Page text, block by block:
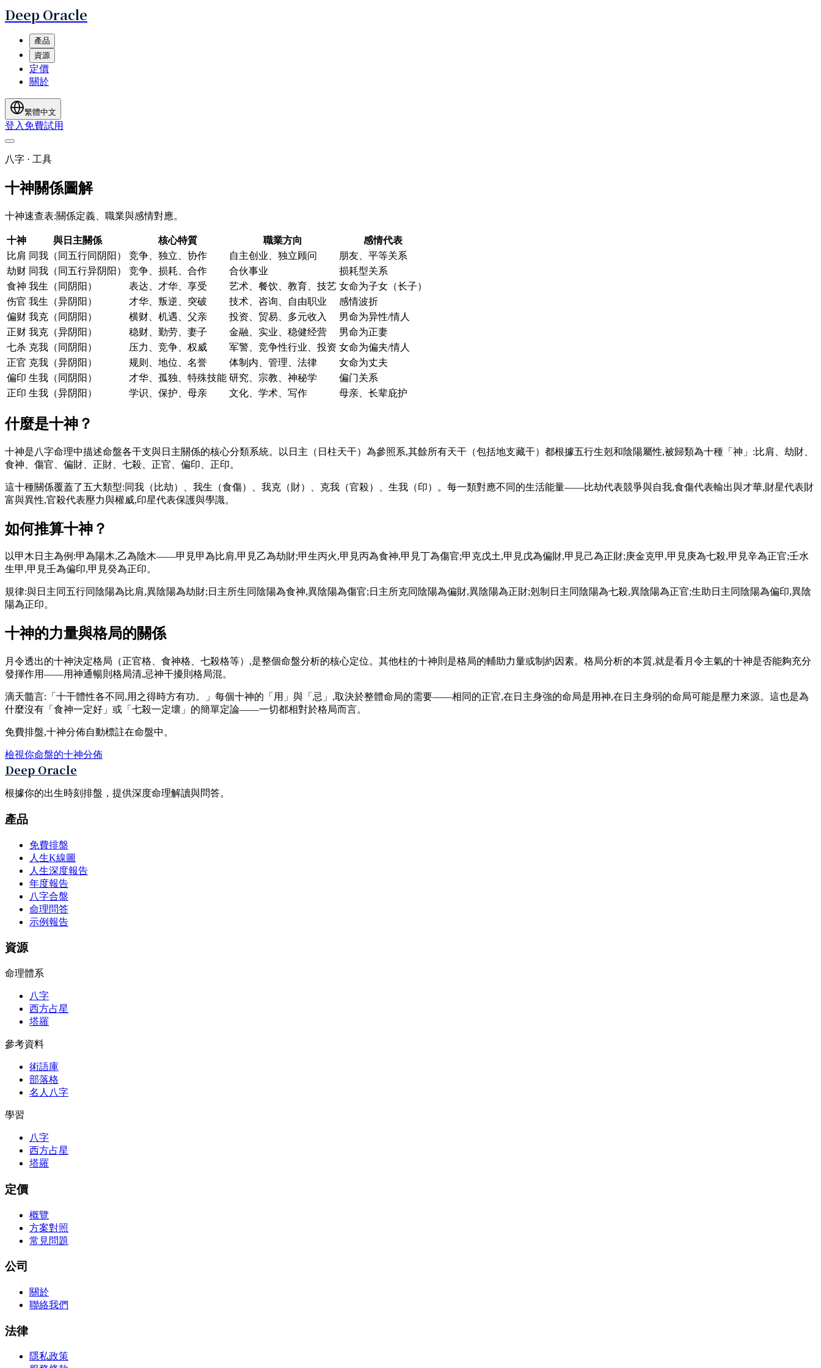
Deep Oracle
產品
資源
定價
關於
繁體中文
登入 免費試用
八字 · 工具
十神關係圖解
十神速查表:關係定義、職業與感情對應。
十神 與日主關係 核心特質 職業方向
感情代表
比肩 同我（同五行同阴阳） 竞争、独立、协作 自主创业、独立顾问
朋友、平等关系
劫财 同我（同五行异阴阳） 竞争、损耗、合作 合伙事业
损耗型关系
食神 我生（同阴阳） 表达、才华、享受 艺术、餐饮、教育、技艺 女命为子女（长子）
伤官 我生（异阴阳） 才华、叛逆、突破 技术、咨询、自由职业
感情波折
偏财 我克（同阴阳） 横财、机遇、父亲 投资、贸易、多元收入
男命为异性/情人
正财 我克（异阴阳） 稳财、勤劳、妻子 金融、实业、稳健经营
男命为正妻
七杀 克我（同阴阳） 压力、竞争、权威 军警、竞争性行业、投资 女命为偏夫/情人
正官 克我（异阴阳） 规则、地位、名誉 体制内、管理、法律
女命为丈夫
偏印 生我（同阴阳） 才华、孤独、特殊技能 研究、宗教、神秘学
偏门关系
正印 生我（异阴阳） 学识、保护、母亲 文化、学术、写作 母亲、长辈庇护
什麼是十神？
十神是八字命理中描述命盤各干支與日主關係的核心分類系統。以日主（日柱天干）為參照系,其餘所有天干（包括地支藏干）都根據五行生剋和陰陽屬性,被歸類為十種「神」:比肩、劫財、
食神、傷官、偏財、正財、七殺、正官、偏印、正印。
這十種關係覆蓋了五大類型:同我（比劫）、我生（食傷）、我克（財）、克我（官殺）、生我（印）。每一類對應不同的生活能量——比劫代表競爭與自我,食傷代表輸出與才華,財星代表財
富與異性,官殺代表壓力與權威,印星代表保護與學識。
如何推算十神？
以甲木日主為例:甲為陽木,乙為陰木——甲見甲為比肩,甲見乙為劫財;甲生丙火,甲見丙為食神,甲見丁為傷官;甲克戊土,甲見戊為偏財,甲見己為正財;庚金克甲,甲見庚為七殺,甲見辛為正官;壬水
生甲,甲見壬為偏印,甲見癸為正印。
規律:與日主同五行同陰陽為比肩,異陰陽為劫財;日主所生同陰陽為食神,異陰陽為傷官;日主所克同陰陽為偏財,異陰陽為正財;剋制日主同陰陽為七殺,異陰陽為正官;生助日主同陰陽為偏印,異陰
陽為正印。
十神的力量與格局的關係
月令透出的十神決定格局（正官格、食神格、七殺格等）,是整個命盤分析的核心定位。其他柱的十神則是格局的輔助力量或制約因素。格局分析的本質,就是看月令主氣的十神是否能夠充分
發揮作用——用神通暢則格局清,忌神干擾則格局混。
滴天髓言:「十干體性各不同,用之得時方有功。」每個十神的「用」與「忌」,取決於整體命局的需要——相同的正官,在日主身強的命局是用神,在日主身弱的命局可能是壓力來源。這也是為
什麼沒有「食神一定好」或「七殺一定壞」的簡單定論——一切都相對於格局而言。
免費排盤,十神分佈自動標註在命盤中。
檢視你命盤的十神分佈
Deep Oracle
根據你的出生時刻排盤，提供深度命理解讀與問答。
產品
免費排盤
人生K線圖
人生深度報告
年度報告
八字合盤
命理問答
示例報告
資源
命理體系
八字
西方占星
塔羅
參考資料
術語庫
部落格
名人八字
學習
八字
西方占星
塔羅
定價
概覽
方案對照
常見問題
公司
關於
聯絡我們
法律
隱私政策